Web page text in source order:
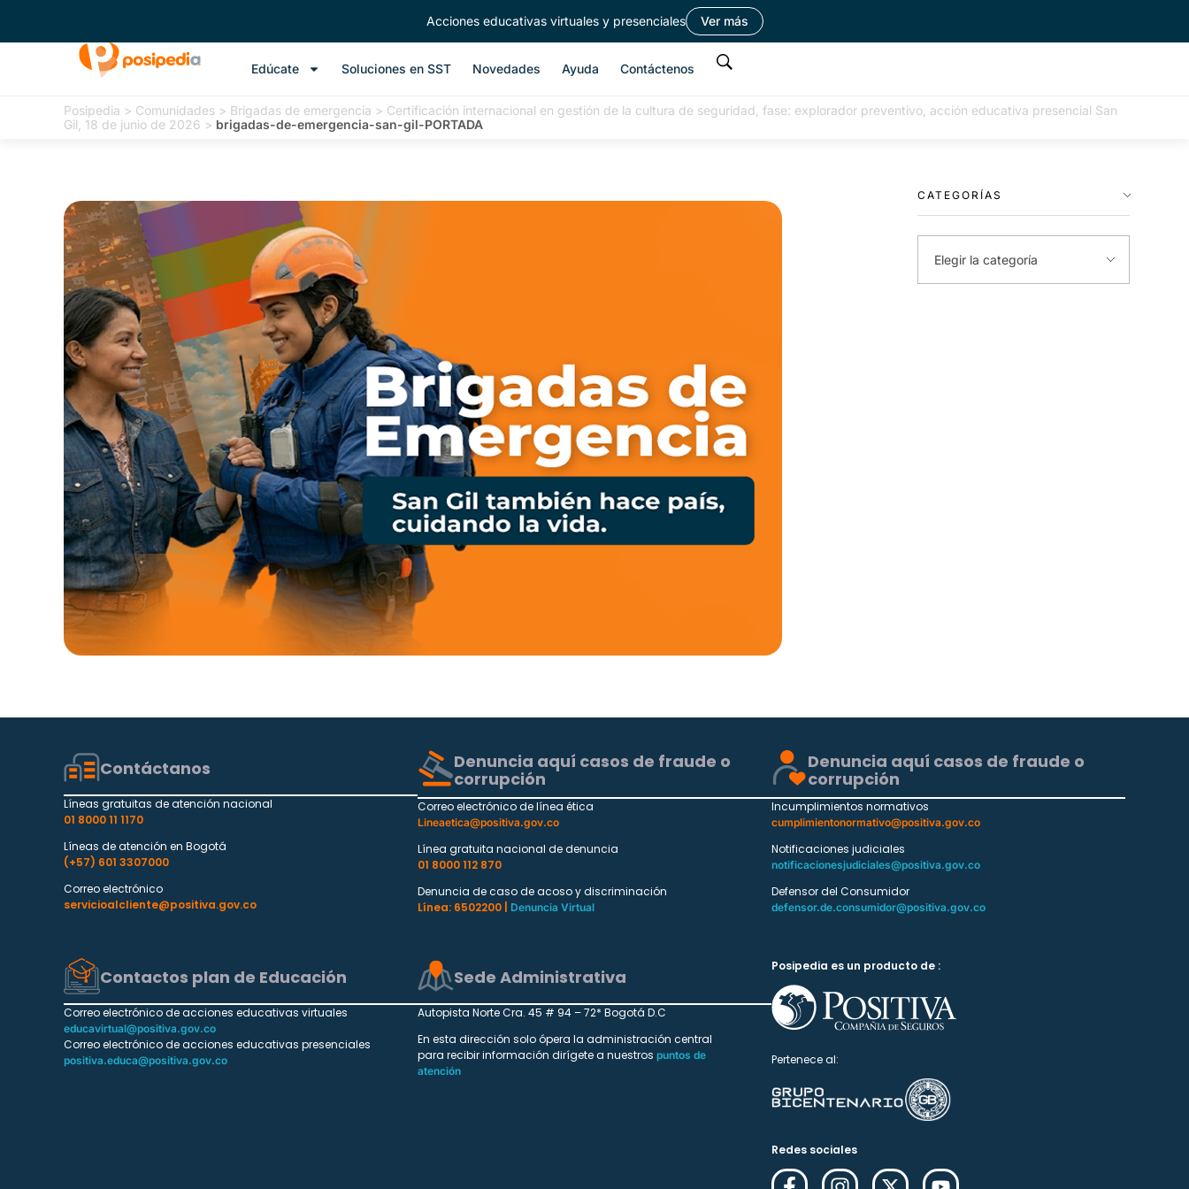
Acciones educativas virtuales y presenciales Ver más
Edúcate Soluciones en SST Novedades Ayuda Contáctenos
Posipedia > Comunidades > Brigadas de emergencia > Certificación internacional en gestión de la cultura de seguridad, fase: explorador preventivo, acción educativa presencial San
Gil, 18 de junio de 2026 > brigadas-de-emergencia-san-gil-PORTADA
CATEGORÍAS
Contáctanos
Líneas gratuitas de atención nacional
01 8000 11 1170
Líneas de atención en Bogotá
(+57) 601 3307000
Correo electrónico
servicioalcliente@positiva.gov.co
Denuncia aquí casos de fraude o
corrupción
Correo electrónico de línea ética
Lineaetica@positiva.gov.co
Línea gratuita nacional de denuncia
01 8000 112 870
Denuncia de caso de acoso y discriminación
Línea: 6502200 |
Denuncia Virtual
Denuncia aquí casos de fraude o
corrupción
Incumplimientos normativos
cumplimientonormativo@positiva.gov.co
Notificaciones judiciales
notificacionesjudiciales@positiva.gov.co
Defensor del Consumidor
defensor.de.consumidor@positiva.gov.co
Contactos plan de Educación
Correo electrónico de acciones educativas virtuales
educavirtual@positiva.gov.co
Correo electrónico de acciones educativas presenciales
positiva.educa@positiva.gov.co
Sede Administrativa
Autopista Norte Cra. 45 # 94 – 72* Bogotá D.C
En esta dirección solo ópera la administración central
para recibir información dirígete a nuestros puntos de
atención
Posipedia es un producto de :
Pertenece al:
Redes sociales